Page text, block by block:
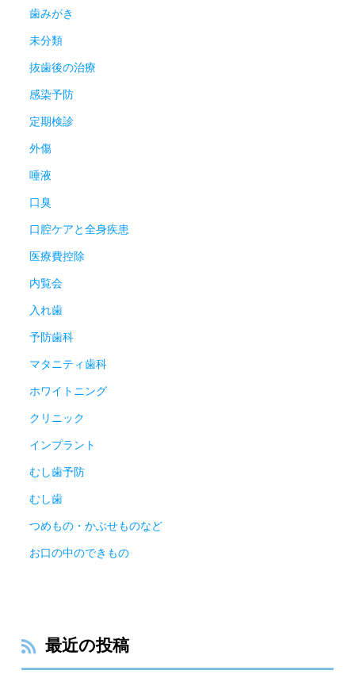
歯みがき
未分類
抜歯後の治療
感染予防
定期検診
外傷
唾液
口臭
口腔ケアと全身疾患
医療費控除
内覧会
入れ歯
予防歯科
マタニティ歯科
ホワイトニング
クリニック
インプラント
むし歯予防
むし歯
つめもの・かぶせものなど
お口の中のできもの
最近の投稿